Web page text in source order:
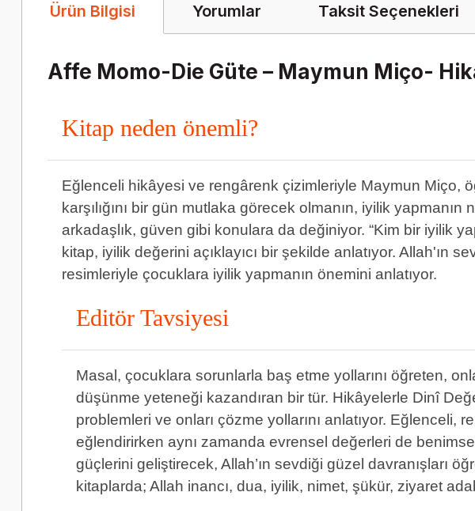
Ürün Bilgisi Yorumlar Taksit Seçenekleri
Affe Momo-Die Güte – Maymun Miço-
Kitap neden önemli?
Eğlenceli hikâyesi ve rengârenk çizimleriyle Maymun Miço,
karşılığını bir gün mutlaka görecek olmanın, iyilik
arkadaşlık, güven gibi konulara da değiniyor. “Kim bir iyilik
kitap, iyilik değerini açıklayıcı bir şekilde anlatıyor. Allah'ın
resimleriyle çocuklara iyilik yapmanın önemini anlatıyor.
Editör Tavsiyesi
Masal, çocuklara sorunlarla baş etme yollarını öğreten,
düşünme yeteneği kazandıran bir tür. Hikâyelerle Dinî
problemleri ve onları çözme yollarını anlatıyor.
eğlendirirken aynı zamanda evrensel değerleri de
güçlerini geliştirecek, Allah’ın sevdiği güzel davranışları
kitaplarda; Allah inancı, dua, iyilik, nimet, şükür, ziyaret